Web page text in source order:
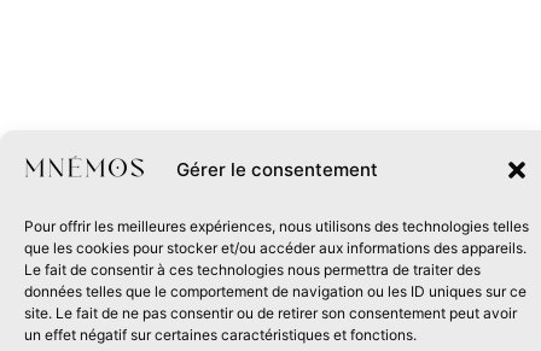
Gérer le consentement
Pour offrir les meilleures expériences, nous utilisons des technologies telles
que les cookies pour stocker et/ou accéder aux informations des appareils.
Le fait de consentir à ces technologies nous permettra de traiter des
données telles que le comportement de navigation ou les ID uniques sur ce
site. Le fait de ne pas consentir ou de retirer son consentement peut avoir
un effet négatif sur certaines caractéristiques et fonctions.